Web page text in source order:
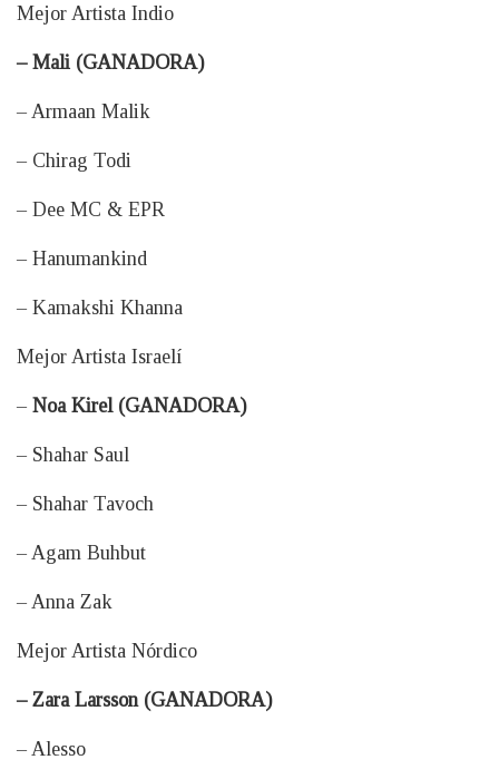
Mejor Artista Indio
– Mali (GANADORA)
– Armaan Malik
– Chirag Todi
– Dee MC & EPR
– Hanumankind
– Kamakshi Khanna
Mejor Artista Israelí
– Noa Kirel (GANADORA)
– Shahar Saul
– Shahar Tavoch
– Agam Buhbut
– Anna Zak
Mejor Artista Nórdico
– Zara Larsson (GANADORA)
– Alesso